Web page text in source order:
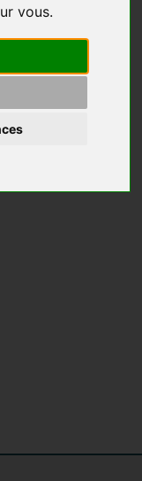
vous.
DÉGRAISSANTES
28,07 € HT